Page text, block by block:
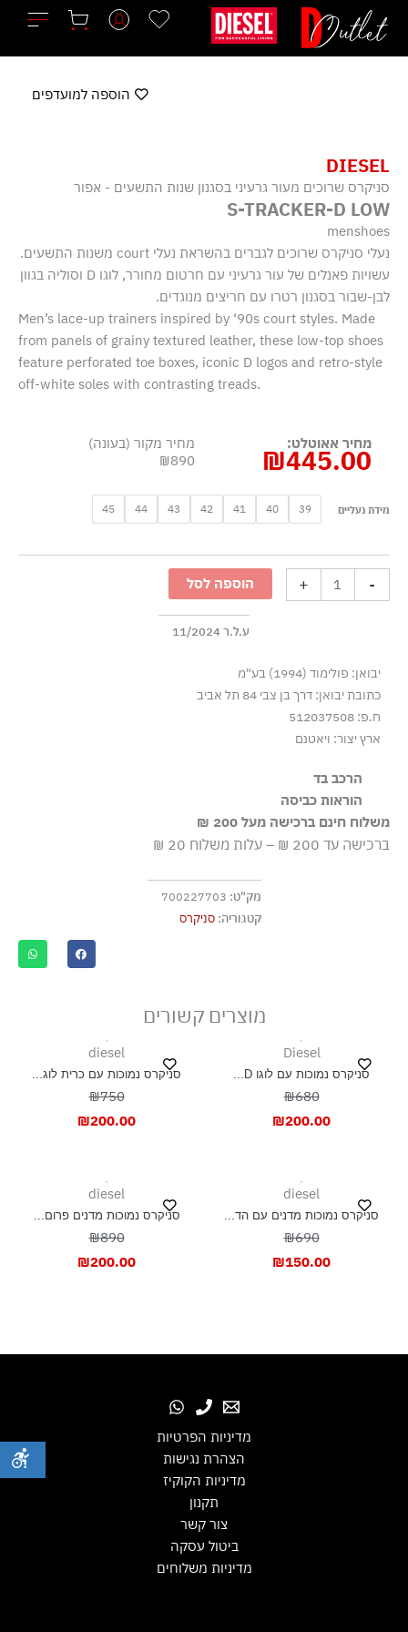
לתוכן
DIESEL
סניקרס שרוכים מעור גרעיני בסגנון שנות התשעים - אפור
S-TRACKER-D LOW
menshoes
נעלי סניקרס שרוכים לגברים בהשראת נעלי court משנות התשעים.
עשויות פאנלים של עור גרעיני עם חרטום מחורר, לוגו D וסוליה בגוון
לבן-שבור בסגנון רטרו עם חריצים מנוגדים.
Men’s lace-up trainers inspired by ‘90s court styles. Made
from panels of grainy textured leather, these low-top shoes
feature perforated toe boxes, iconic D logos and retro-style
off-white soles with contrasting treads.
מחיר אאוטלט:
₪445.00
מחיר מקור (בעונה)
₪890
מידת נעליים 39
40
41
42
43
44
45
-
שרוכים
מעור
התשעים
אפור
+ הוספה לסל
ע.ל.ר 11/2024
יבואן: פולימוד (1994) בע"מ
כתובת יבואן: דרך בן צבי 84 תל אביב
ח.פ: 512037508
ארץ יצור: ויאטנם
הרכב בד
100% עור, ניגוד 100% פוליאסטר
הוראות כביסה
אסור בשטיפה
משלוח חינם ברכישה מעל 200 ₪
ברכישה עד 200 ₪ – עלות משלוח 20 ₪
מק"ט: 700227703
קטגוריה:סניקרס
הוספה למועדפים
מוצרים קשורים
Diesel
סניקרס נמוכות עם לוגו D...
₪680
₪200.00
diesel
סניקרס נמוכות עם כרית לוג...
₪750
₪200.00
diesel
סניקרס נמוכות מדנים עם הד...
₪690
₪150.00
diesel
סניקרס נמוכות מדנים פרום...
₪890
₪200.00
מדיניות הפרטיות
הצהרת נגישות
מדיניות הקוקיז
תקנון
צור קשר
ביטול עסקה
מדיניות משלוחים